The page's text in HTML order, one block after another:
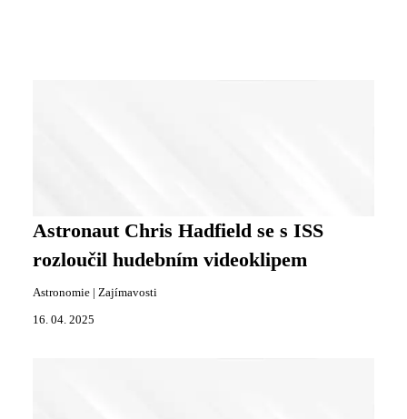
Astronaut Chris Hadfield se s ISS
rozloučil hudebním videoklipem
Astronomie | Zajímavosti
16. 04. 2025